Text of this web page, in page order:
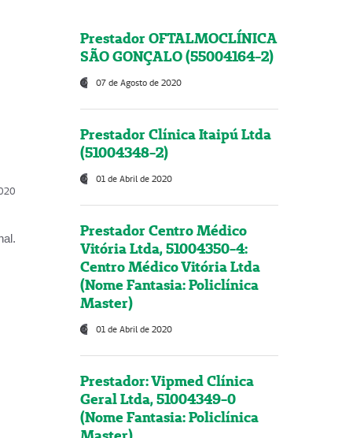
Prestador OFTALMOCLÍNICA
SÃO GONÇALO (55004164-2)
07 de Agosto de 2020
Prestador Clínica Itaipú Ltda
(51004348-2)
01 de Abril de 2020
Prestador Centro Médico
Vitória Ltda, 51004350-4:
Centro Médico Vitória Ltda
(Nome Fantasia: Policlínica
Master)
01 de Abril de 2020
Prestador: Vipmed Clínica
Geral Ltda, 51004349-0
(Nome Fantasia: Policlínica